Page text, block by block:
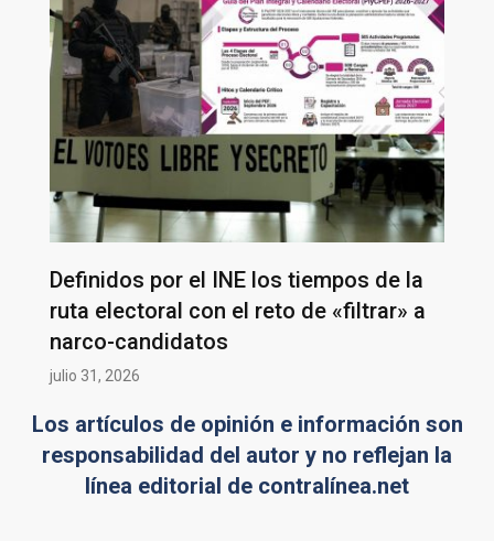
Definidos por el INE los tiempos de la
ruta electoral con el reto de «filtrar» a
narco-candidatos
julio 31, 2026
Los artículos de opinión e información son
responsabilidad del autor y no reflejan la
línea editorial de contralínea.net